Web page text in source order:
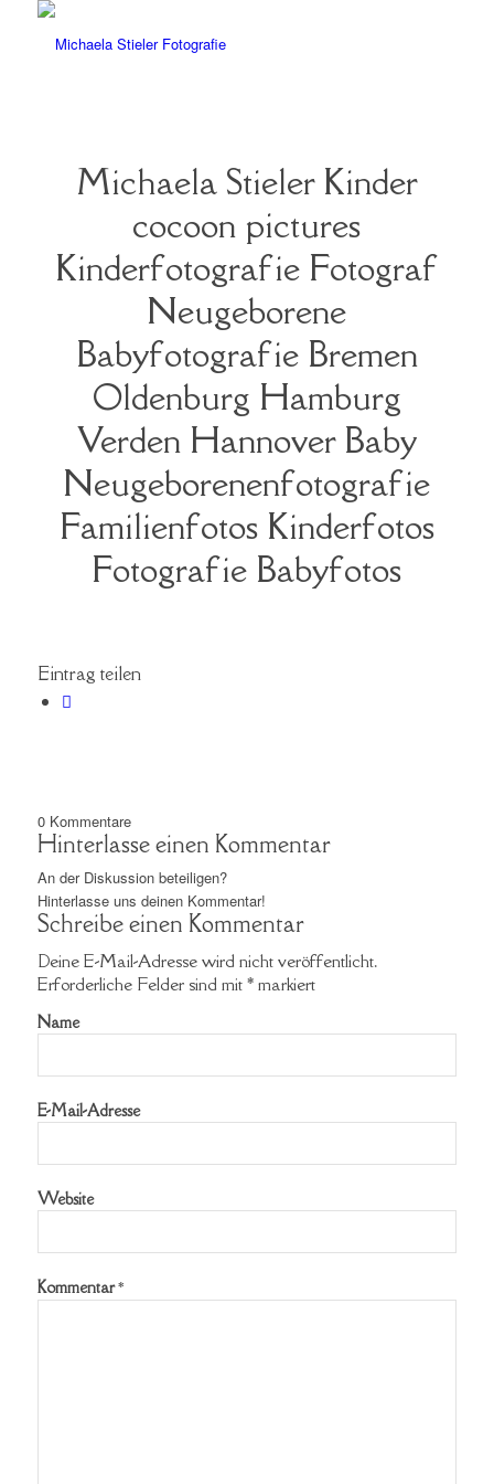
Michaela Stieler Kinder
cocoon pictures
Kinderfotografie Fotograf
Neugeborene
Babyfotografie Bremen
Oldenburg Hamburg
Verden Hannover Baby
Neugeborenenfotografie
Familienfotos Kinderfotos
Fotografie Babyfotos
Eintrag teilen
0 Kommentare
Hinterlasse einen Kommentar
An der Diskussion beteiligen?
Hinterlasse uns deinen Kommentar!
Schreibe einen Kommentar
Deine E-Mail-Adresse wird nicht veröffentlicht.
Erforderliche Felder sind mit *markiert
Name
E-Mail-Adresse
Website
Kommentar*